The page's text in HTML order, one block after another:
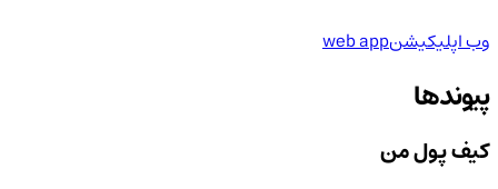
وب اپلیکیشنweb app
پیوندها
کیف پول من